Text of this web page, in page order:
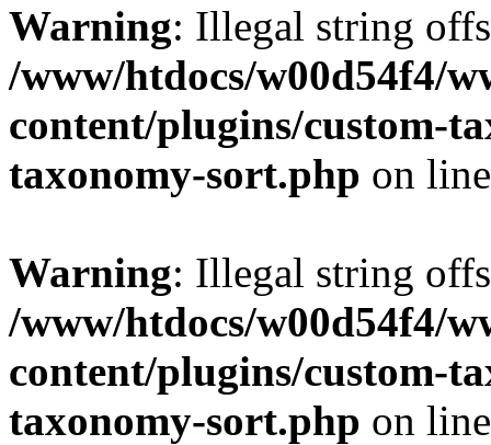
Warning: Illegal string
/www/htdocs/w00d54f4/
content/plugins/custom-
taxonomy-sort.php on
Warning: Illegal string
/www/htdocs/w00d54f4/
content/plugins/custom-
taxonomy-sort.php on